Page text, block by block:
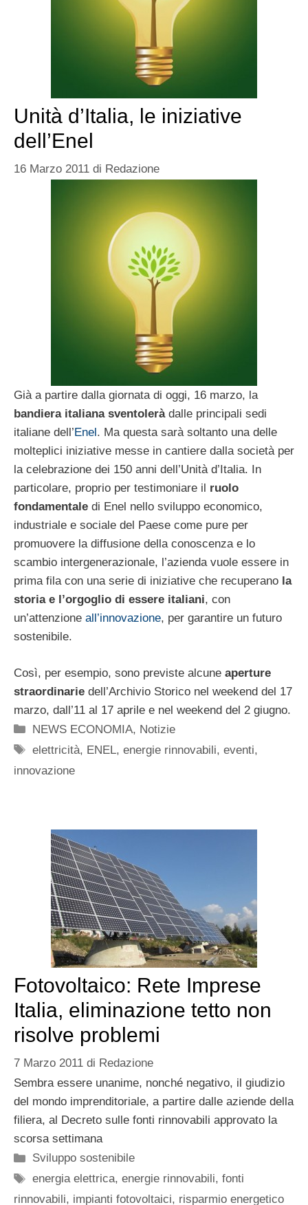
Unità d’Italia, le iniziative
dell’Enel
16 Marzo 2011 di Redazione
Già a partire dalla giornata di oggi, 16 marzo, la
bandiera italiana sventoleràdalle principali sedi
italiane dell’ Enel . Ma questa sarà soltanto una delle
molteplici iniziative messe in cantiere dalla società per
la celebrazione dei 150 anni dell’Unità d’Italia. In
particolare, proprio per testimoniare il ruolo
fondamentale di Enel nello sviluppo economico,
industriale e sociale del Paese come pure per
promuovere la diffusione della conoscenza e lo
scambio intergenerazionale, l’azienda vuole essere in
prima fila con una serie di iniziative che recuperano la
storia e l’orgoglio di essere italiani, con
un’attenzione all’innovazione, per garantire un futuro
sostenibile.
Così, per esempio, sono previste alcune aperture
straordinarie dell’Archivio Storico nel weekend del 17
marzo, dall’11 al 17 aprile e nel weekend del 2 giugno.
Categorie
NEWS ECONOMIA, Notizie
Tag
elettricità, ENEL,energie rinnovabili,eventi,
innovazione
Fotovoltaico: Rete Imprese
Italia, eliminazione tetto non
risolve problemi
7 Marzo 2011 di Redazione
Sembra essere unanime, nonché negativo, il giudizio
del mondo imprenditoriale, a partire dalle aziende della
filiera, al Decreto sulle fonti rinnovabili approvato la
scorsa settimana
Categorie
Sviluppo sostenibile
Tag
energia elettrica,energie rinnovabili,fonti
rinnovabili, impianti fotovoltaici, risparmio energetico